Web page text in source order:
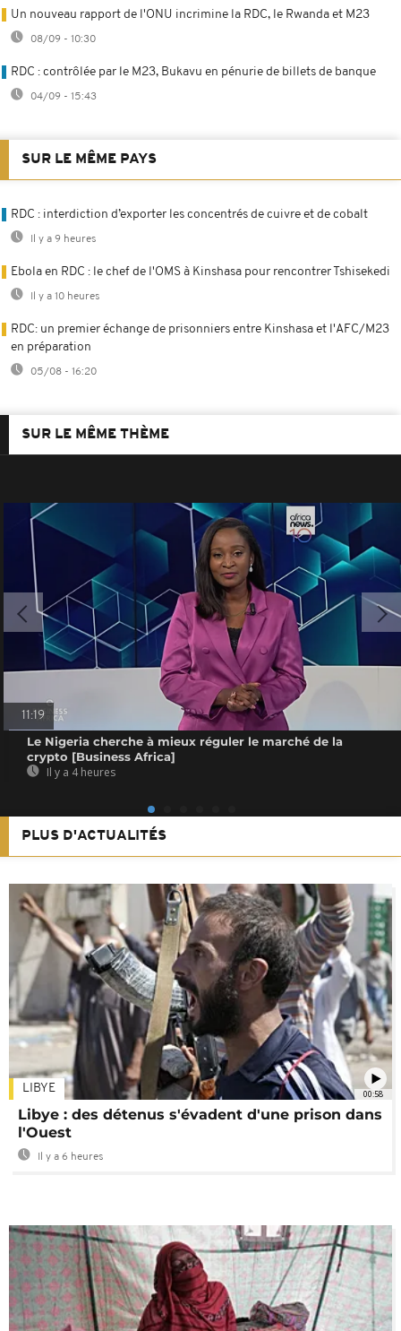
Un nouveau rapport de l'ONU incrimine la RDC, le Rwanda et M23
08/09 - 10:30
RDC : contrôlée par le M23, Bukavu en pénurie de billets de banque
04/09 - 15:43
SUR LE MÊME PAYS
RDC : interdiction d’exporter les concentrés de cuivre et de cobalt
Il y a 9 heures
Ebola en RDC : le chef de l'OMS à Kinshasa pour rencontrer Tshisekedi
Il y a 10 heures
RDC: un premier échange de prisonniers entre Kinshasa et l'AFC/M23
en préparation
05/08 - 16:20
SUR LE MÊME THÈME
11:19
Le Nigeria cherche à mieux réguler le marché de la
crypto [Business Africa]
Il y a 4 heures
PLUS D'ACTUALITÉS
00:58
LIBYE
Libye : des détenus s'évadent d'une prison dans
l'Ouest
Il y a 6 heures